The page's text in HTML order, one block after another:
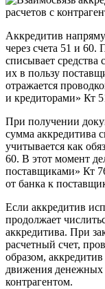
Аккредитив
через счета 51 и
списывает средства
их в пользу
отражается
и кредиторами» Кт
При получении
сумма аккредитива
учитывается как
60. В этот момент
поставщиками» Кт
от банка к
Если аккредитив
продолжает
аккредитива. При
расчетный счет,
образом,
движения денежных
контрагентом.